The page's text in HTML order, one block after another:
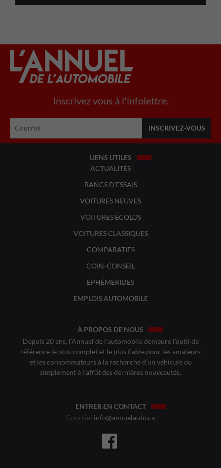
Inscrivez vous à l'infolettre.
LIENS UTILES
ACTUALITÉS
BANCS D'ESSAIS
VOITURES NEUVES
VOITURES ÉCOLOS
VOITURES CLASSIQUES
COMPARATIFS
COIN-CONSEIL
ÉPHÉMÉRIDES
EMPLOIS AUTOMOBILE
À PROPOS DE NOUS
Depuis 20 ans, l’Annuel de l’automobile demeure l’outil de
référence le plus complet et le plus fiable pour les amateurs
et les consommateurs à la recherche d’un véhicule ou
simplement à l’affût des dernières nouveautés.
ENTRER EN CONTACT
Courriel info@annuelauto.ca